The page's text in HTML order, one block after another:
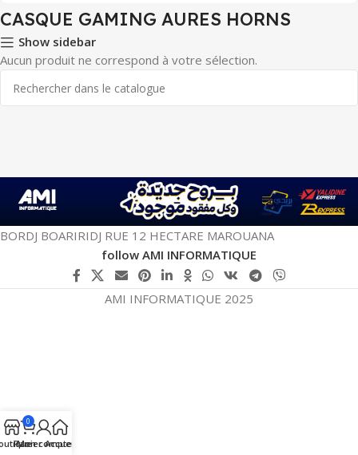
CASQUE GAMING AURES HORNS
Show sidebar
Aucun produit ne correspond à votre sélection.
BORDJ BOARIRIDJ RUE 12 HECTARE MAROUANA
follow AMI INFORMATIQUE
AMI INFORMATIQUE 2025
0
Panier
Mon compte
Accueil